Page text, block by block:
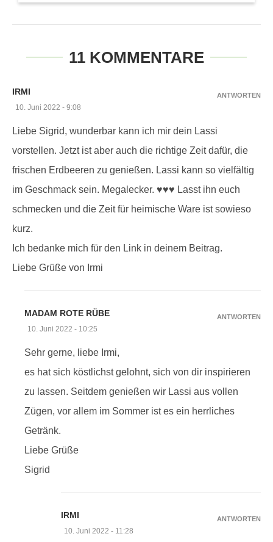
11 KOMMENTARE
IRMI
10. Juni 2022 - 9:08
Liebe Sigrid, wunderbar kann ich mir dein Lassi
vorstellen. Jetzt ist aber auch die richtige Zeit dafür, die
frischen Erdbeeren zu genießen. Lassi kann so vielfältig
im Geschmack sein. Megalecker. ♥♥♥ Lasst ihn euch
schmecken und die Zeit für heimische Ware ist sowieso
kurz.
Ich bedanke mich für den Link in deinem Beitrag.
Liebe Grüße von Irmi
ANTWORTEN
MADAM ROTE RÜBE
10. Juni 2022 - 10:25
Sehr gerne, liebe Irmi,
es hat sich köstlichst gelohnt, sich von dir inspirieren
zu lassen. Seitdem genießen wir Lassi aus vollen
Zügen, vor allem im Sommer ist es ein herrliches
Getränk.
Liebe Grüße
Sigrid
ANTWORTEN
IRMI
10. Juni 2022 - 11:28
ANTWORTEN